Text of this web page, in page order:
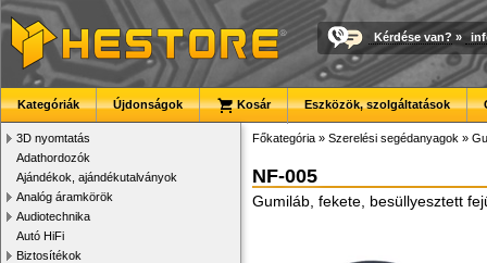
Kérdése van? »
Kategóriák Újdonságok Kosár Eszközök, szolgáltatások
3D nyomtatás
Adathordozók
Ajándékok, ajándékutalványok
Analóg áramkörök
Audiotechnika
Autó HiFi
Biztosítékok
Főkategória » Szerelési segédanyagok »
NF-005
Gumiláb, fekete, besüllyesztett